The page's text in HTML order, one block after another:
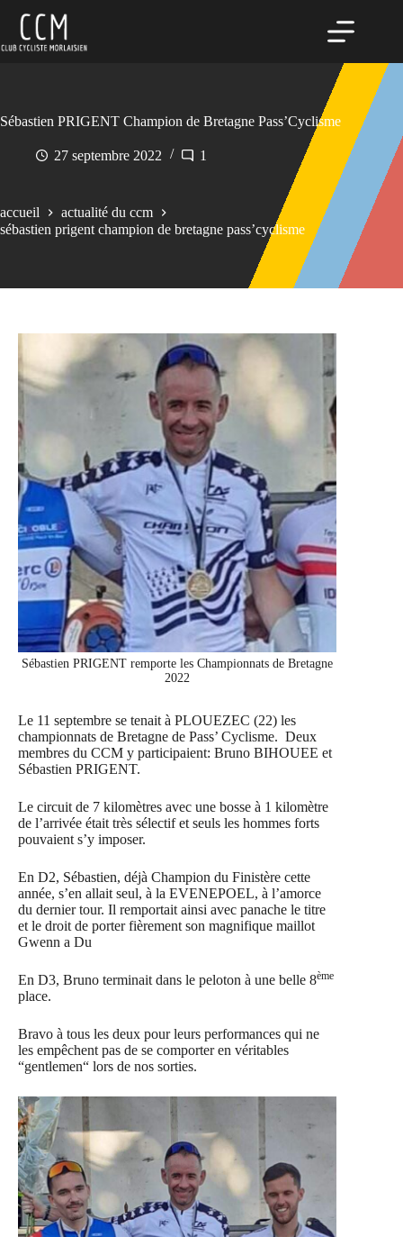
contenu
Sébastien PRIGENT Champion de Bretagne Pass’Cyclisme
27 septembre 2022 1
accueil
actualité du ccm
sébastien prigent champion de bretagne pass’cyclisme
Sébastien PRIGENT remporte les Championnats de Bretagne
2022
Le 11 septembre se tenait à PLOUEZEC (22) les
championnats de Bretagne de Pass’ Cyclisme. Deux
membres du CCM y participaient: Bruno BIHOUEE et
Sébastien PRIGENT.
Le circuit de 7 kilomètres avec une bosse à 1 kilomètre
de l’arrivée était très sélectif et seuls les hommes forts
pouvaient s’y imposer.
En D2, Sébastien, déjà Champion du Finistère cette
année, s’en allait seul, à la EVENEPOEL, à l’amorce
du dernier tour. Il remportait ainsi avec panache le titre
et le droit de porter fièrement son magnifique maillot
Gwenn a Du
En D3, Bruno terminait dans le peloton à une belle 8ème
place.
Bravo à tous les deux pour leurs performances qui ne
les empêchent pas de se comporter en véritables
“gentlemen“ lors de nos sorties.